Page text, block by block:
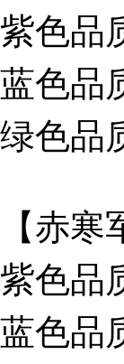
紫色品
蓝色品
绿色品
【赤
紫色品
蓝色品